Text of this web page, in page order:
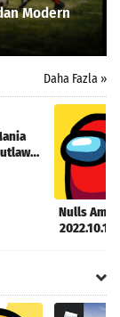
Modern
Daha Fazla »
Nulls
2022.10.18